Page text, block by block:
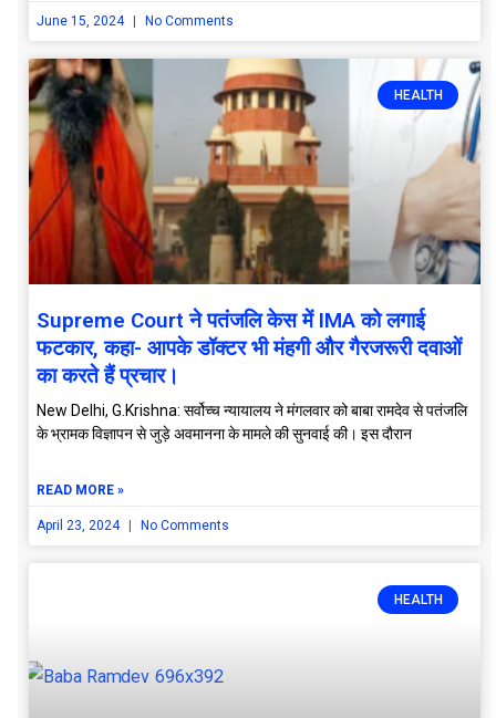
June 15, 2024 No Comments
HEALTH
Supreme Court ने पतंजलि केस में IMA को लगाई
फटकार, कहा- आपके डॉक्टर भी मंहगी और गैरजरूरी दवाओं
का करते हैं प्रचार।
New Delhi, G.Krishna: सर्वोच्च न्यायालय ने मंगलवार को बाबा रामदेव से पतंजलि
के भ्रामक विज्ञापन से जुड़े अवमानना के मामले की सुनवाई की। इस दौरान
READ MORE »
April 23, 2024 No Comments
HEALTH